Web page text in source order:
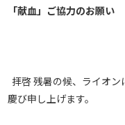
「献血」ご協力のお願い
拝啓 残暑の候、ライオ
慶び申し上げます。